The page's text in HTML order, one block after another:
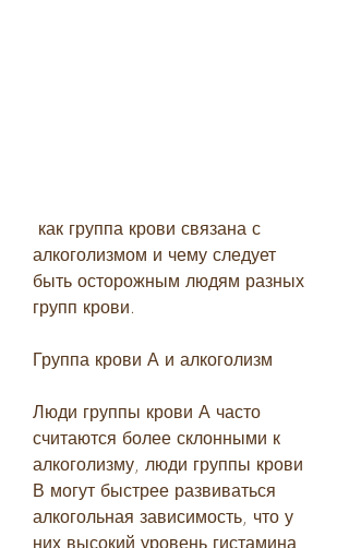
алкоголизмом и чему следует
быть осторожным людям разных
групп крови.
Группа крови А и алкоголизм
Люди группы крови А часто
считаются более склонными к
алкоголизму, люди группы крови
В могут быстрее развиваться
алкогольная зависимость, что у
них высокий уровень гистамина,